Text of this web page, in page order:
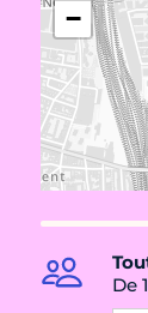
−
De